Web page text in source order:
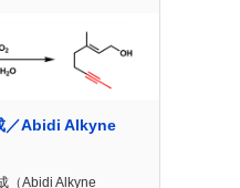
／Abidi Alkyne
（Abidi Alkyne